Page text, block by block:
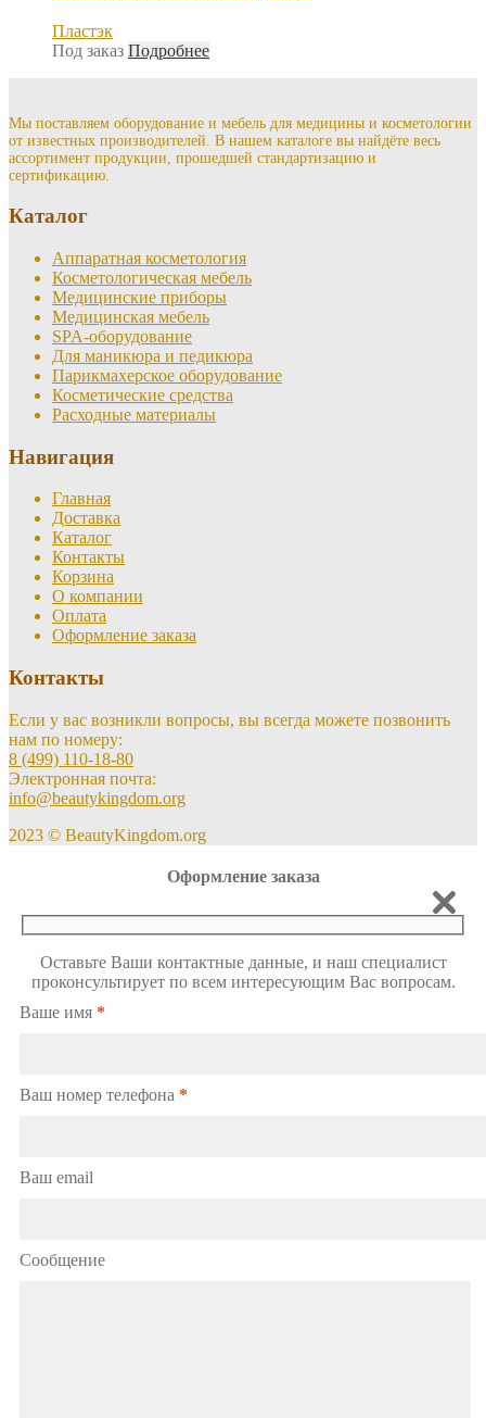
Пластэк
Под заказ Подробнее
Мы поставляем оборудование и мебель для медицины и косметологии
от известных производителей. В нашем каталоге вы найдёте весь
ассортимент продукции, прошедшей стандартизацию и
сертификацию.
Каталог
Аппаратная косметология
Косметологическая мебель
Медицинские приборы
Медицинская мебель
SPA-оборудование
Для маникюра и педикюра
Парикмахерское оборудование
Косметические средства
Расходные материалы
Навигация
Главная
Доставка
Каталог
Контакты
Корзина
О компании
Оплата
Оформление заказа
Контакты
Если у вас возникли вопросы, вы всегда можете позвонить
нам по номеру:
8 (499) 110-18-80
Электронная почта:
info@beautykingdom.org
2023 © BeautyKingdom.org
Оформление заказа
Оставьте Ваши контактные данные, и наш специалист
проконсультирует по всем интересующим Вас вопросам.
Ваше имя *
Ваш номер телефона *
Ваш email
Сообщение